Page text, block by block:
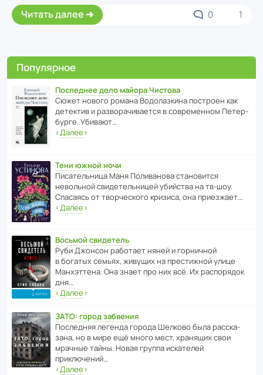
Читать далее 0 1
Популярное
Последнее дело майора Чистова
Сюжет нового романа Водо­ла­з­кина пост­роен как
дете­ктив и разво­ра­чи­ва­ется в совре­менном Пете­р­
бурге. Убивают…
‹Далее›
Тени южной ночи
Писа­тель­ница Маня Поли­ва­нова стано­вится
невольной свиде­тель­ницей убийства на тв-шоу.
Спасаясь от твор­че­с­кого кризиса, она приезжает…
‹Далее›
Восьмой свидетель
Руби Джонсон рабо­тает няней и горни­чной
в богатых семьях, живущих на прес­ти­жной улице
Манх­эт­тена. Она знает про них всё. Их распо­рядок
дня…
‹Далее›
ЗАТО: город забвения
После­дняя легенда города Шелково была расска­
зана, но в мире ещё много мест, хранящих свои
мрачные тайны. Новая группа иска­телей
приключений…
‹Далее›